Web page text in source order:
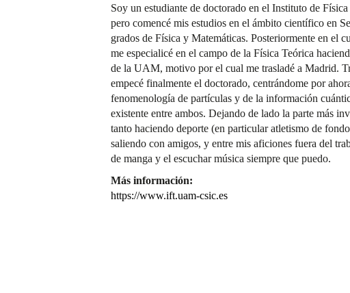
Soy un estudiante de doctorado en el Instituto de
pero comencé mis estudios en el ámbito científico en
grados de Física y Matemáticas. Posteriormente en el
me especialicé en el campo de la Física Teórica
de la UAM, motivo por el cual me trasladé a Madrid.
empecé finalmente el doctorado, centrándome por
fenomenología de partículas y de la información
existente entre ambos. Dejando de lado la parte más
tanto haciendo deporte (en particular atletismo de
saliendo con amigos, y entre mis aficiones fuera del
de manga y el escuchar música siempre que puedo.
Más información:
https://www.ift.uam-csic.es